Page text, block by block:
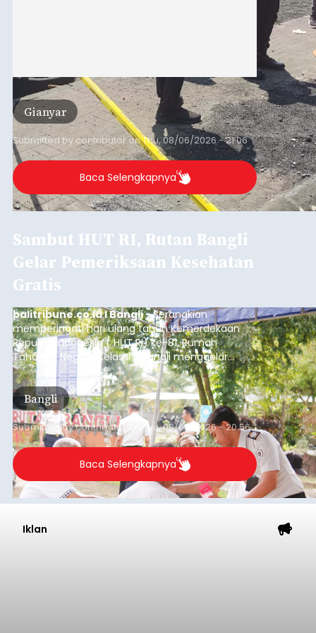
Gianyar
Submitted by contributoronThu, 08/06/2026 - 21:06
Baca Selengkapnya
Sambut HUT RI, Rutan Bangli
Gelar Pemeriksaan Kesehatan
Gratis
balitribune.co.id I Bangli -Serangkian
memperingati hari ulang tahun Kemerdekaan
Republik Indonesia ( HUT RI) ke-81, Rumah
Tahanan Negara Kelas II B Bangli menggelar
kegiatan pemeriksaan kesehatan gratis, Rabu
(6/8/2026).
Bangli
Submitted bycontributor Thu, 08/06/2026 - 20:56
Baca Selengkapnya
Iklan